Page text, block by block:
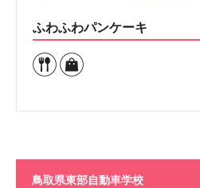
ふわふわパンケーキ
鳥取県東部自動車学校